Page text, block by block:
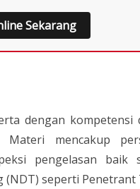
Sekarang
dengan kompetensi
mencakup
pengelasan baik
seperti Penetrant